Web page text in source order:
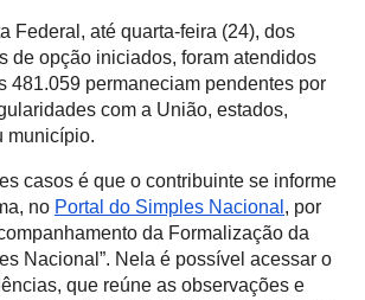
Federal, até quarta-feira (24), dos
de opção iniciados, foram atendidos
481.059 permaneciam pendentes por
com a União, estados,
município.
casos é que o contribuinte se informe
no Portal do Simples Nacional , por
da Formalização da
Nacional”. Nela é possível acessar o
que reúne as observações e